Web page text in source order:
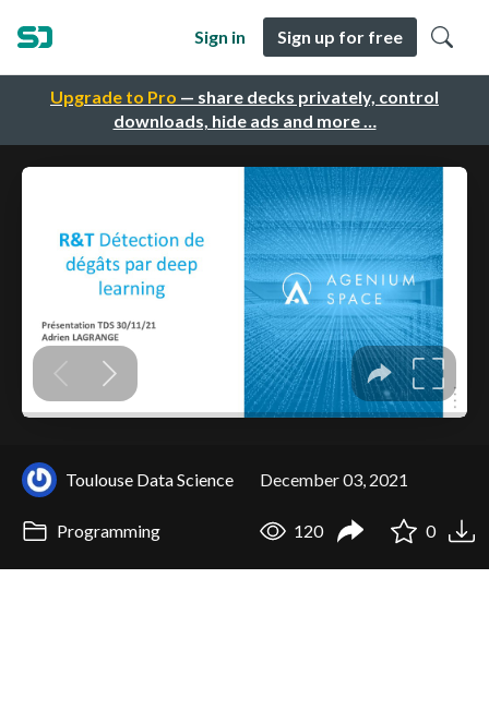
Upgrade to Pro — share decks privately, control
downloads, hide ads and more …
Sign in Sign up for free
Toulouse Data Science December 03, 2021
Programming 120 0